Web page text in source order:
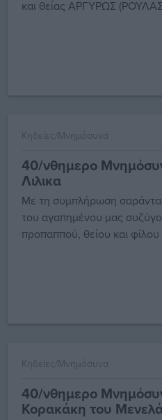
και θείας ΑΡΓΥΡΩΣ
Κηδείες/Μνημόσυνα
40/νθημερο
Λιλικα
Με τη συμπλήρωση
του αγαπημένου μας
προπαππού, θείου και
Κηδείες/Μνημόσυνα
40/νθημερο
Κορακάκη του